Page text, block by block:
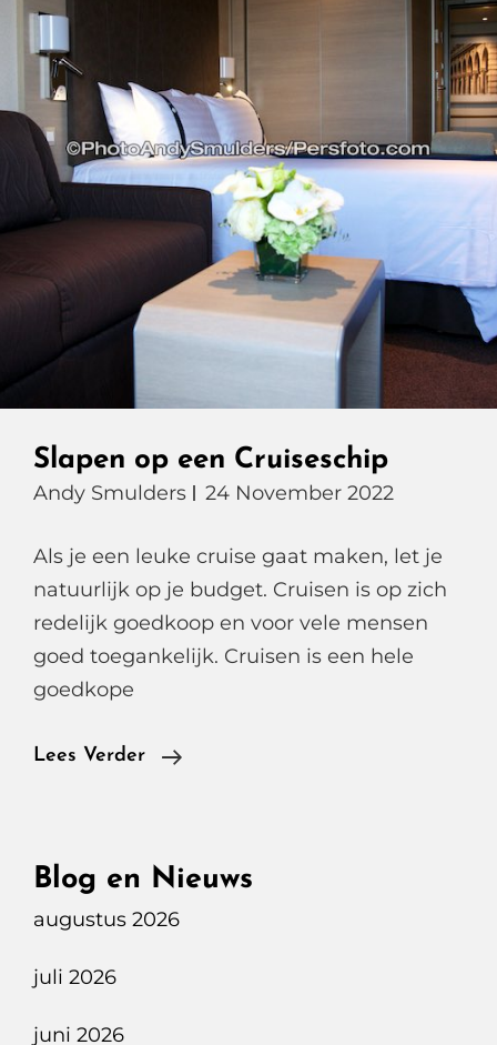
EV4
GT-
PlusLine
Bij
ANAC
Slapen op een Cruiseschip
Andy Smulders 24 November 2022
Als je een leuke cruise gaat maken, let je
natuurlijk op je budget. Cruisen is op zich
redelijk goedkoop en voor vele mensen
goed toegankelijk. Cruisen is een hele
goedkope
Lees Verder
Slapen
Blog en Nieuws
augustus 2026
juli 2026
juni 2026